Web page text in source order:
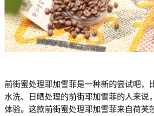
前街蜜处理耶加雪菲是一种新的尝试吧，
水洗、日晒处理的前街耶加雪菲的人来说
体验。这款前街蜜处理耶加雪菲来自荷芙